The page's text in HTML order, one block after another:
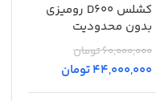
کشلس D600 رومیزی
بدون محدودیت
60,000,000تومان
44,000,000تومان